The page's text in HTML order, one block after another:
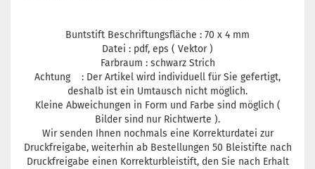
Buntstift Beschriftungsfläche : 70 x 4 mm
Datei : pdf, eps ( Vektor )
Farbraum : schwarz Strich
Achtung : Der Artikel wird individuell für Sie gefertigt,
deshalb ist ein Umtausch nicht möglich.
Kleine Abweichungen in Form und Farbe sind möglich (
Bilder sind nur Richtwerte ).
Wir senden Ihnen nochmals eine Korrekturdatei zur
Druckfreigabe, weiterhin ab Bestellungen 50 Bleistifte nach
Druckfreigabe einen Korrekturbleistift, den Sie nach Erhalt